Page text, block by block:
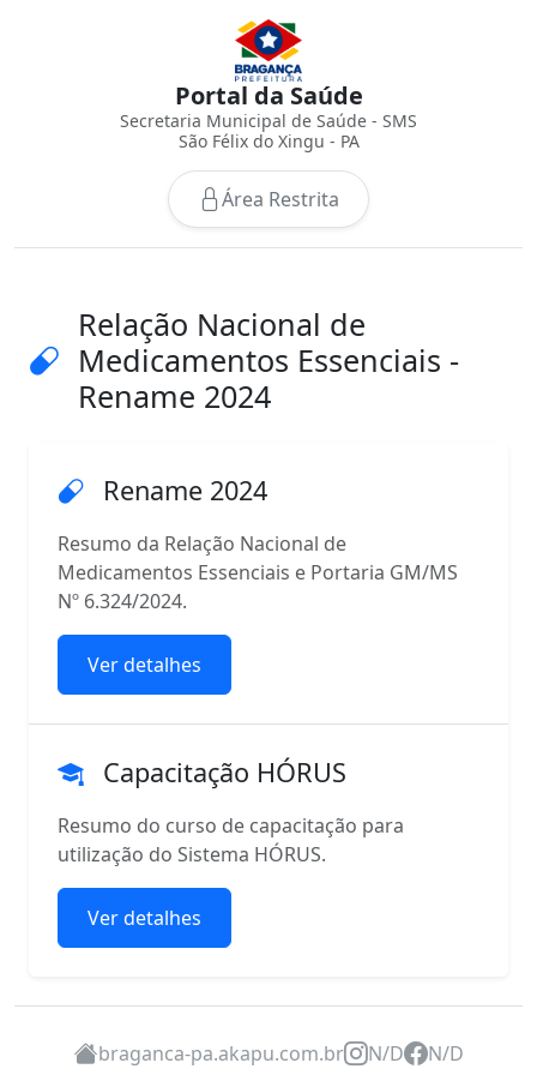
Portal da Saúde
Secretaria Municipal de Saúde - SMS
São Félix do Xingu - PA
Área Restrita
Relação Nacional de
Medicamentos Essenciais -
Rename 2024
Rename 2024
Resumo da Relação Nacional de
Medicamentos Essenciais e Portaria GM/MS
Nº 6.324/2024.
Ver detalhes
Capacitação HÓRUS
Resumo do curso de capacitação para
utilização do Sistema HÓRUS.
Ver detalhes
braganca-pa.akapu.com.br N/D N/D